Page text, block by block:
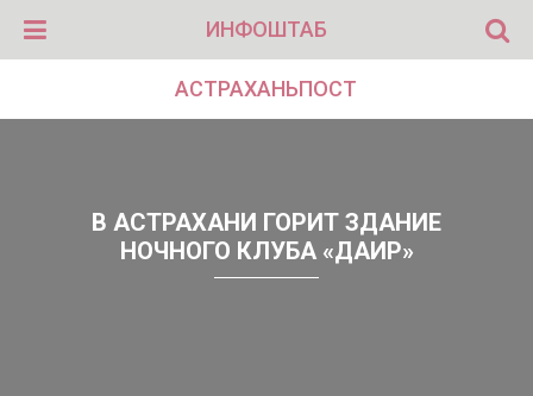
ИНФОШТАБ
АСТРАХАНЬПОСТ
В АСТРАХАНИ ГОРИТ ЗДАНИЕ
НОЧНОГО КЛУБА «ДАИР»